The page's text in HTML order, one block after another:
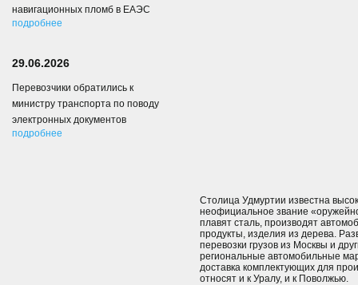
Столица Удмуртии известна
неофициальное звание
плавят сталь, производят
продукты, изделия из дерева.
перевозки грузов из Москвы и
региональные автомобильные
доставка комплектующих для
относят и к Уралу, и к Поволжью.
навигационных пломб в ЕАЭС
подробнее
29.06.2026
Перевозчики обратились к
министру транспорта по поводу
электронных документов
подробнее